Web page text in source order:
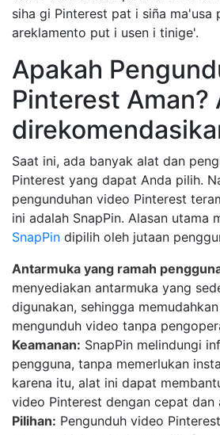
siha gi Pinterest pat i siña ma'usa
areklamento put i usen i tinige'.
Apakah
Pinterest Aman?
Saat ini, ada banyak alat dan
Pinterest yang dapat Anda pilih.
pengunduhan video Pinterest
ini adalah SnapPin. Alasan utama
SnapPin dipilih oleh jutaan
Antarmuka yang ramah
menyediakan antarmuka yang
digunakan, sehingga
mengunduh video tanpa
Keamanan: SnapPin melindungi
pengguna, tanpa memerlukan
karena itu, alat ini dapat
video Pinterest dengan cepat dan
Pilihan: Pengunduh video